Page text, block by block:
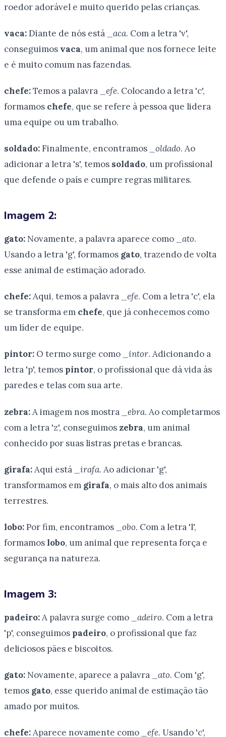
roedor adorável e muito querido pelas crianças.
vaca:Diante de nós está _aca. Com a letra 'v',
conseguimos vaca, um animal que nos fornece leite
e é muito comum nas fazendas.
chefe:Temos a palavra _efe. Colocando a letra 'c',
formamos chefe, que se refere à pessoa que lidera
uma equipe ou um trabalho.
soldado:Finalmente, encontramos _oldado. Ao
adicionar a letra 's', temos soldado, um profissional
que defende o país e cumpre regras militares.
Imagem 2:
gato: Novamente, a palavra aparece como _ato.
Usando a letra 'g', formamos gato, trazendo de volta
esse animal de estimação adorado.
chefe:Aqui, temos a palavra _efe. Com a letra 'c', ela
se transforma em chefe, que já conhecemos como
um líder de equipe.
pintor: O termo surge como _intor. Adicionando a
letra 'p', temos pintor, o profissional que dá vida às
paredes e telas com sua arte.
zebra:A imagem nos mostra _ebra. Ao completarmos
com a letra 'z', conseguimos zebra, um animal
conhecido por suas listras pretas e brancas.
girafa:Aqui está _irafa. Ao adicionar 'g',
transformamos em girafa, o mais alto dos animais
terrestres.
lobo:Por fim, encontramos _obo. Com a letra 'l',
formamos lobo, um animal que representa força e
segurança na natureza.
Imagem 3:
padeiro:A palavra surge como _adeiro. Com a letra
'p', conseguimos padeiro, o profissional que faz
deliciosos pães e biscoitos.
gato: Novamente, aparece a palavra _ato. Com 'g',
temos gato, esse querido animal de estimação tão
amado por muitos.
chefe:Aparece novamente como _efe. Usando 'c',